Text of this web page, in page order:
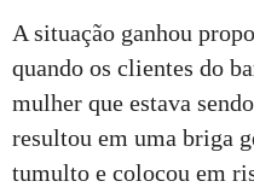
A situação ganhou
quando os clientes do
mulher que estava
resultou em uma briga
tumulto e colocou em